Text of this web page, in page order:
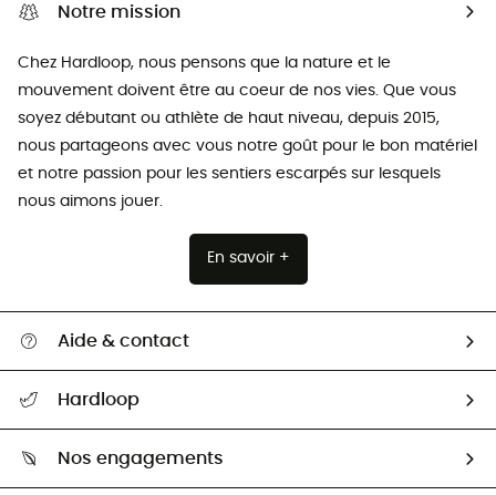
Notre mission
Chez Hardloop, nous pensons que la nature et le
mouvement doivent être au coeur de nos vies. Que vous
soyez débutant ou athlète de haut niveau, depuis 2015,
nous partageons avec vous notre goût pour le bon matériel
et notre passion pour les sentiers escarpés sur lesquels
nous aimons jouer.
En savoir +
Aide & contact
Retour & remboursement
Guide des tailles
Hardloop
Nos engagements